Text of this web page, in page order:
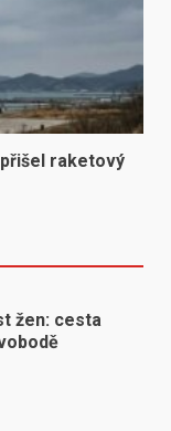
raketový
žen: cesta